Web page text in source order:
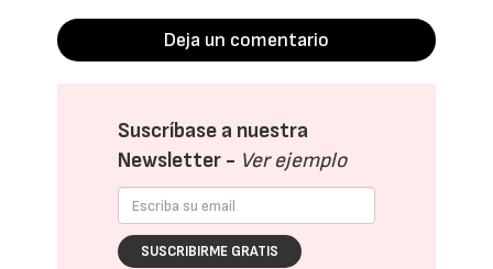
Deja un comentario
Suscríbase a nuestra
Newsletter - Ver ejemplo
SUSCRIBIRME GRATIS